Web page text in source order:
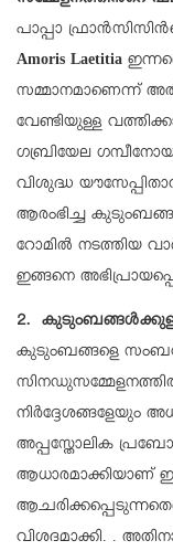
പാപ്പാ
Amoris Laetitia
സമ്മാനമാണെന്ന്
വേണ്ടിയുള്ള
ഗബ്രിയേല
വിശുദ്ധ
ആരംഭിച്ച
റോമിൽ നടത്തിയ
ഇങ്ങനെ
2.
കുടുംബങ്ങളെ
നിർദ്ദേശങ്ങളേയും
അപ്പസ്തോലിക
വിശദമാക്കി. .